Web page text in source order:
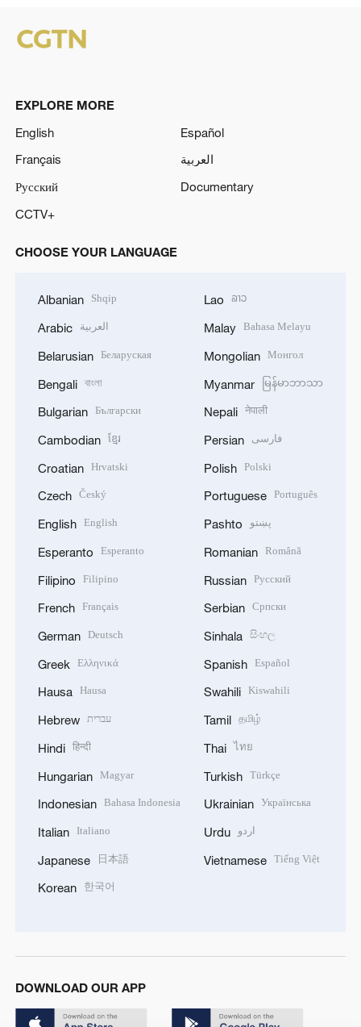
EXPLORE MORE
English
Español
Français
العربية
Русский
Documentary
CCTV+
CHOOSE YOUR LANGUAGE
Albanian Shqip
Arabic العربية
Belarusian Беларуская
Bengali বাংলা
Bulgarian Български
Cambodian ខ្មែរ
Croatian Hrvatski
Czech Český
English English
Esperanto Esperanto
Filipino Filipino
French Français
German Deutsch
Greek Ελληνικά
Hausa Hausa
Hebrew עברית
Hindi हिन्दी
Hungarian Magyar
Indonesian Bahasa Indonesia
Italian Italiano
Japanese 日本語
Korean 한국어
Lao ລາວ
Malay Bahasa Melayu
Mongolian Монгол
Myanmar မြန်မာဘာသာ
Nepali नेपाली
Persian فارسی
Polish Polski
Portuguese Português
Pashto پښتو
Romanian Română
Russian Русский
Serbian Српски
Sinhala සිංහල
Spanish Español
Swahili Kiswahili
Tamil தமிழ்
Thai ไทย
Turkish Türkçe
Ukrainian Українська
Urdu اردو
Vietnamese Tiếng Việt
DOWNLOAD OUR APP